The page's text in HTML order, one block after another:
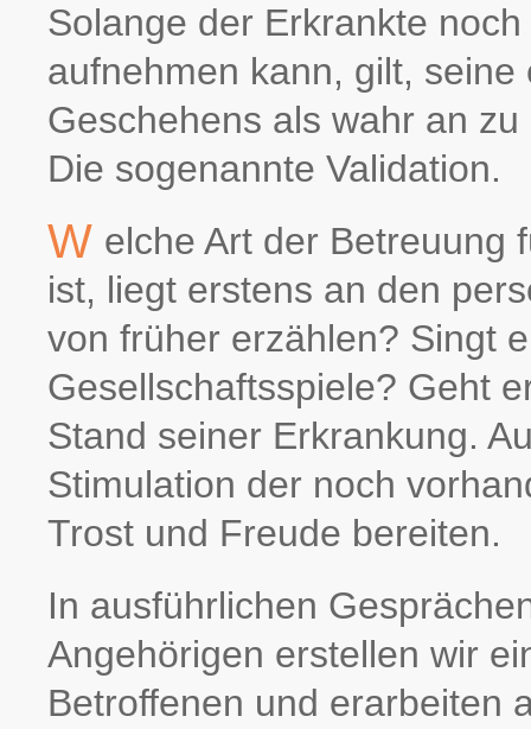
Solange der Erkrankte
aufnehmen kann, gilt,
Geschehens als wahr an
Die sogenannte Validation.
W elche Art der Betreuung
ist, liegt erstens an den
von früher erzählen? Singt
Gesellschaftsspiele? Geht
Stand seiner Erkrankung.
Stimulation der noch
Trost und Freude bereiten.
In ausführlichen
Angehörigen erstellen wir
Betroffenen und erarbeiten